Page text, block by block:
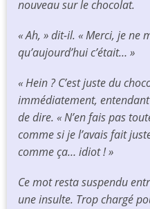
nouveau sur le chocolat.
« Ah, » dit-il. « Merci, je ne
qu’aujourd’hui c’était… »
« Hein ? C’est juste du
immédiatement,
de dire. « N’en fais pas
comme si je l’avais fait
comme ça… idiot ! »
Ce mot resta suspendu
une insulte. Trop chargé